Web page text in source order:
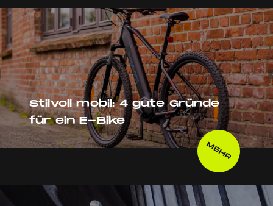
Stilvoll mobil: 4 gute Gründe
für ein E-Bike
MEHR